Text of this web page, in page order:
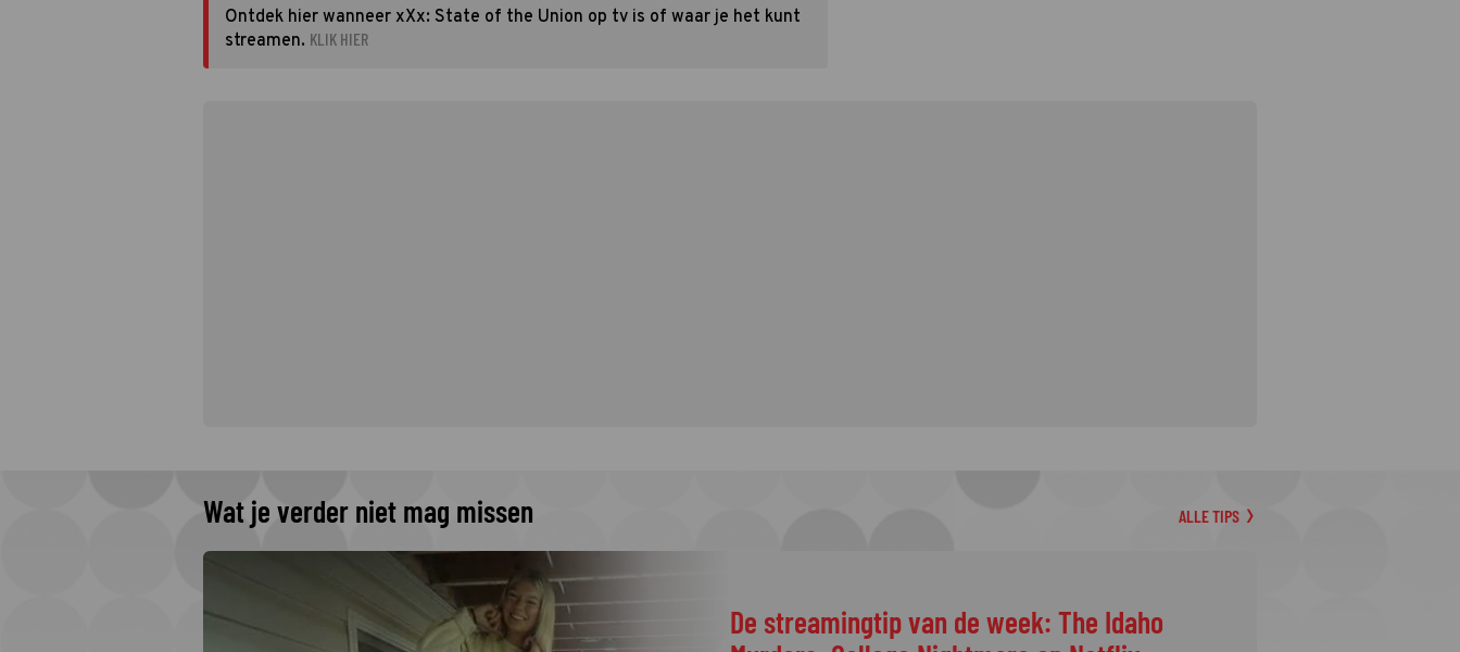
Ontdek hier wanneer xXx: State of the Union op tv is of waar je het kunt
streamen. KLIK HIER
Wat je verder niet mag missen ALLE TIPS
De streamingtip van de week: The Idaho